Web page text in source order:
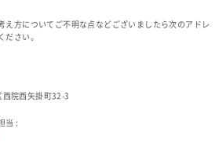
え方についてご不明な点などございましたら次のアドレ
ださい。
院西矢掛町32-3
当 :